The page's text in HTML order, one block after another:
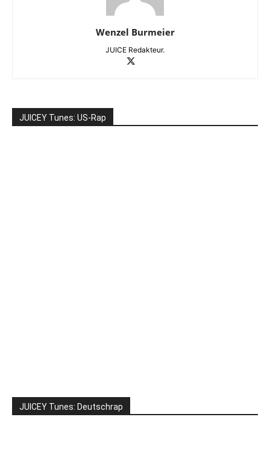
Wenzel Burmeier
JUICE Redakteur.
JUICEY Tunes: US-Rap
JUICEY Tunes: Deutschrap